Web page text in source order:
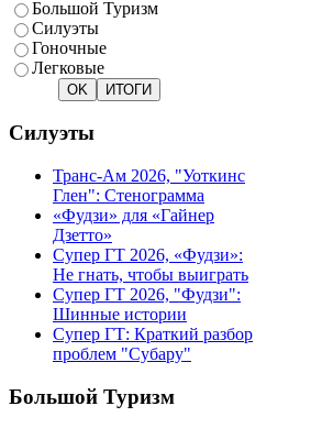
Большой Туризм
Силуэты
Гоночные
Легковые
Силуэты
Транс-Ам 2026, "Уоткинс
Глен": Стенограмма
«Фудзи» для «Гайнер
Дзетто»
Супер ГТ 2026, «Фудзи»:
Не гнать, чтобы выиграть
Супер ГТ 2026, "Фудзи":
Шинные истории
Супер ГТ: Краткий разбор
проблем "Субару"
Большой Туризм